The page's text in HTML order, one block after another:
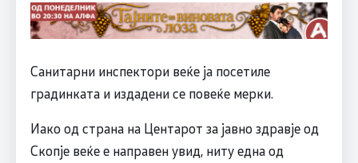
Санитарни инспектори веќе ја посетиле
градинката и издадени се повеќе мерки.
Иако од страна на Центарот за јавно здравје од
Скопје веќе е направен увид, ниту една од